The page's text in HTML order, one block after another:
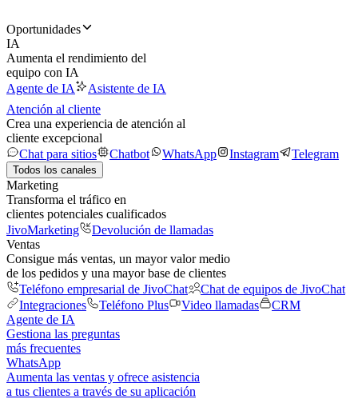
Oportunidades
IA
Aumenta el rendimiento del
equipo con IA
Agente de IA
Asistente de IA
Atención al cliente
Crea una experiencia de atención al
cliente excepcional
Chat para sitios
Chatbot WhatsApp Instagram Telegram
Todos los canales
Marketing
Transforma el tráfico en
clientes potenciales cualificados
JivoMarketing
Devolución de llamadas
Ventas
Consigue más ventas, un mayor valor medio
de los pedidos y una mayor base de clientes
Teléfono empresarial de JivoChat
Chat de equipos de JivoChat
Integraciones
Teléfono Plus Video llamadas
CRM
Agente de IA
Gestiona las preguntas
más frecuentes
WhatsApp
Aumenta las ventas y ofrece asistencia
a tus clientes a través de su aplicación